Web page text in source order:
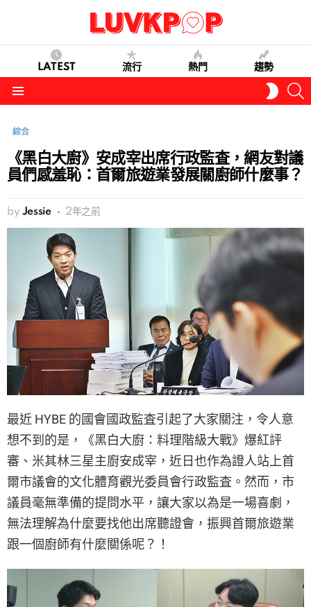
LATEST 流行 熱門 趨勢
SKIN
綜合
《黑白大廚》安成宰出席行政監査，網友對議
員們感羞恥：首爾旅遊業發展關廚師什麼事？
by Jessie 2年之前
最近 HYBE 的國會國政監査引起了大家關注，令人意
想不到的是，《黑白大廚：料理階級大戰》爆紅評
審、米其林三星主廚安成宰，近日也作為證人站上首
爾市議會的文化體育觀光委員會行政監査。然而，市
議員毫無準備的提問水平，讓大家以為是一場喜劇，
無法理解為什麼要找他出席聽證會，振興首爾旅遊業
跟一個廚師有什麼關係呢？！